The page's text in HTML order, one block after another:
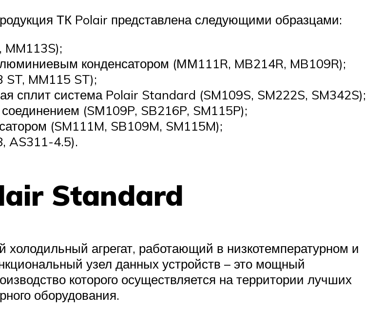
ТК Polair представлена следующими образцами:
конденсатором (ММ111R, MB214R, MB109R);
ST, MM115 ST);
сплит система Polair Standard (SM109S, SM222S, SM342S);
(SМ109P, SB216P, SM115P);
(SM111M, SB109M, SM115M);
AS311-4.5).
Standard
агрегат, работающий в низкотемпературном и
узел данных устройств – это мощный
которого осуществляется на территории лучших
оборудования.